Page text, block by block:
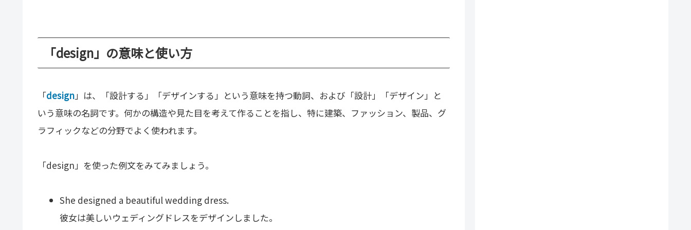
「design」の意味と使い方
「design」は、「設計する」「デザインする」という意味を持つ動詞、および「設計」「デザイン」と
いう意味の名詞です。何かの構造や見た目を考えて作ることを指し、特に建築、ファッション、製品、グ
ラフィックなどの分野でよく使われます。
「design」を使った例文をみてみましょう。
She designed a beautiful wedding dress.
彼女は美しいウェディングドレスをデザインしました。